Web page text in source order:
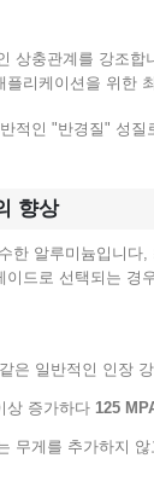
상충관계를 강조합
리케이션을 위한
적인 "반경질" 성질
향상
한 알루미늄입니다,
드로 선택되는 경
은 일반적인 인장
상 증가하다 125
무게를 추가하지